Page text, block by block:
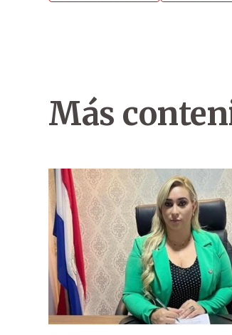
Más